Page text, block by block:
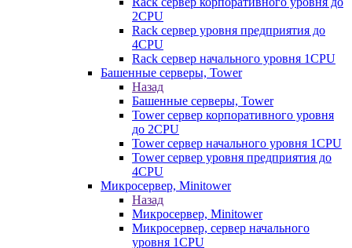
2CPU
Rack сервер уровня предприятия до
4CPU
Rack сервер начального уровня 1CPU
Башенные серверы, Tower
Назад
Башенные серверы, Tower
Tower сервер корпоративного уровня
до 2CPU
Tower сервер начального уровня 1CPU
Tower сервер уровня предприятия до
4CPU
Микросервер, Minitower
Назад
Микросервер, Minitower
Микросервер, сервер начального
уровня 1CPU